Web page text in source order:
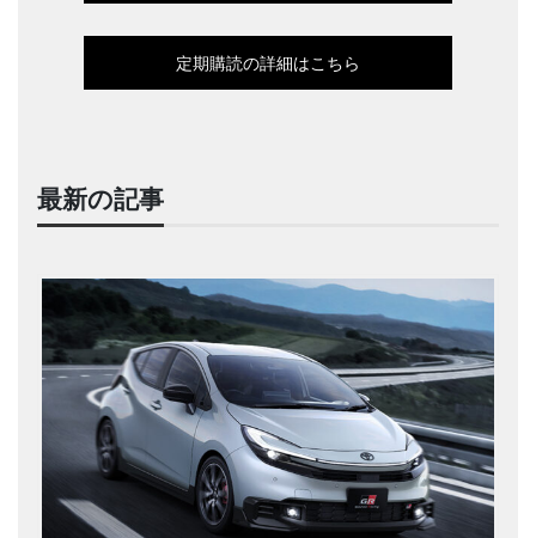
定期購読の詳細はこちら
最新の記事